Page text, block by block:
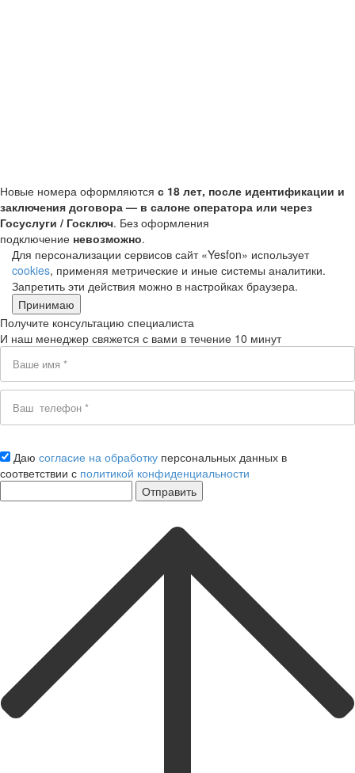
Новые номера оформляются с 18 лет, после идентификации и
заключения договора — в салоне оператора или через
Госуслуги / Госключ. Без оформления
подключение невозможно.
Для персонализации сервисов сайт «Yesfon» использует
cookies, применяя метрические и иные системы аналитики.
Запретить эти действия можно в настройках браузера.
Принимаю
Получите консультацию специалиста
И наш менеджер свяжется с вами в течение 10 минут
Даю согласие на обработку персональных данных в
соответствии с политикой конфиденциальности